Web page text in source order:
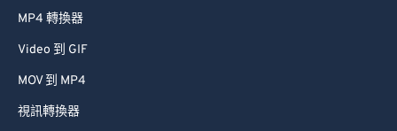
MP4 轉換器
Video 到 GIF
MOV 到 MP4
視訊轉換器